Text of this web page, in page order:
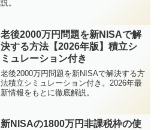
説。
老後2000万円問題を新NISAで解
決する方法【2026年版】積立シ
ミュレーション付き
老後2000万円問題を新NISAで解決する方
法積立シミュレーション付き。2026年最
新情報をもとに徹底解説。
新NISAの1800万円非課税枠の使